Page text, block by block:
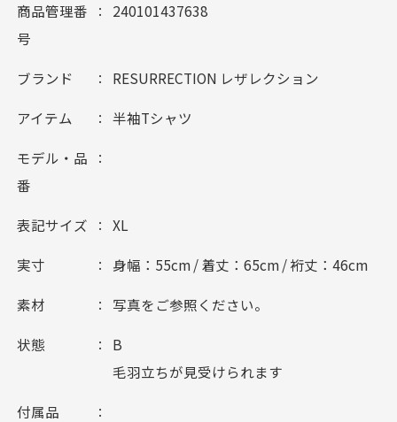
商品管理番
号
240101437638
ブランド RESURRECTION レザレクション
アイテム 半袖Tシャツ
モデル・品
番
表記サイズ XL
実寸 身幅：55cm / 着丈：65cm / 裄丈：46cm
素材 写真をご参照ください。
状態
B
毛羽立ちが見受けられます
付属品